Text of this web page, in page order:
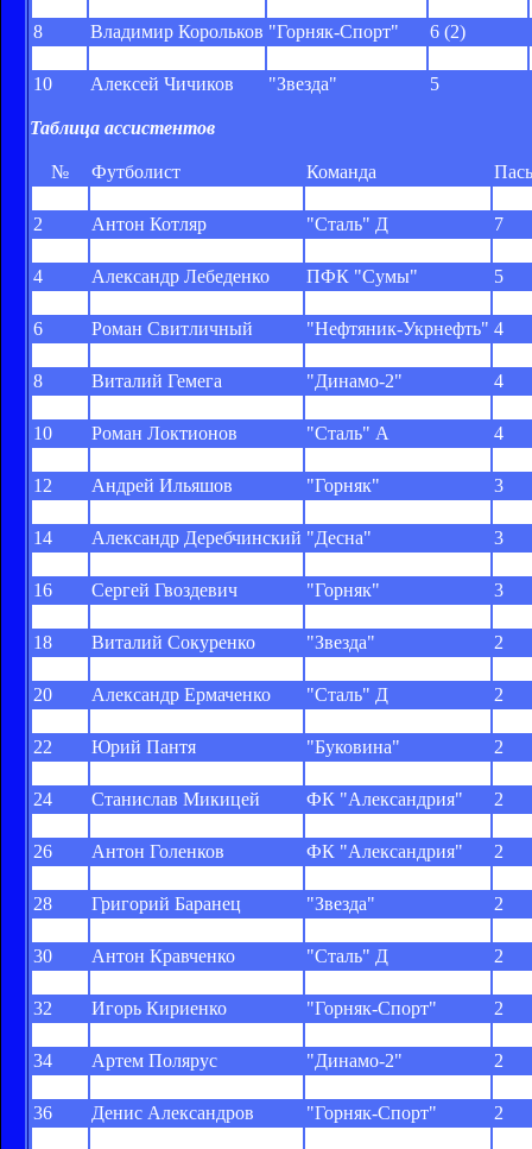
8
Владимир Корольков "Горняк-Спорт"
6 (2)
10
Алексей Чичиков "Звезда" 5
Таблица ассистентов
№ Футболист Команда
2
Антон Котляр "Сталь" Д
7
4
Александр Лебеденко ПФК "Сумы"
5
6
Роман Свитличный "Нефтяник-Укрнефть" 4
8
Виталий Гемега "Динамо-2"
4
10
Роман Локтионов "Сталь" А
4
12
Андрей Ильяшов "Горняк"
3
14
Александр Деребчинский "Десна"
3
16
Сергей Гвоздевич "Горняк"
3
18
Виталий Сокуренко "Звезда"
2
20
Александр Ермаченко "Сталь" Д
2
22
Юрий Пантя "Буковина"
2
24
Станислав Микицей ФК "Александрия"
2
26
Антон Голенков ФК "Александрия"
2
28
Григорий Баранец "Звезда"
2
30
Антон Кравченко "Сталь" Д
2
32
Игорь Кириенко "Горняк-Спорт"
2
34
Артем Полярус "Динамо-2"
2
36
Денис Александров "Горняк-Спорт"
2